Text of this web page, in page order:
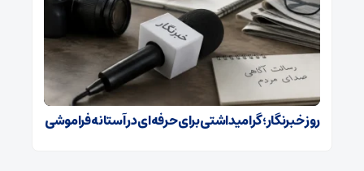
روز خبرنگار؛ گرامیداشتی برای حرفه‌ای در آستانه فراموشی